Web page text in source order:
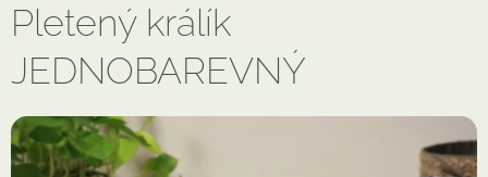
Pletený králík
JEDNOBAREVNÝ